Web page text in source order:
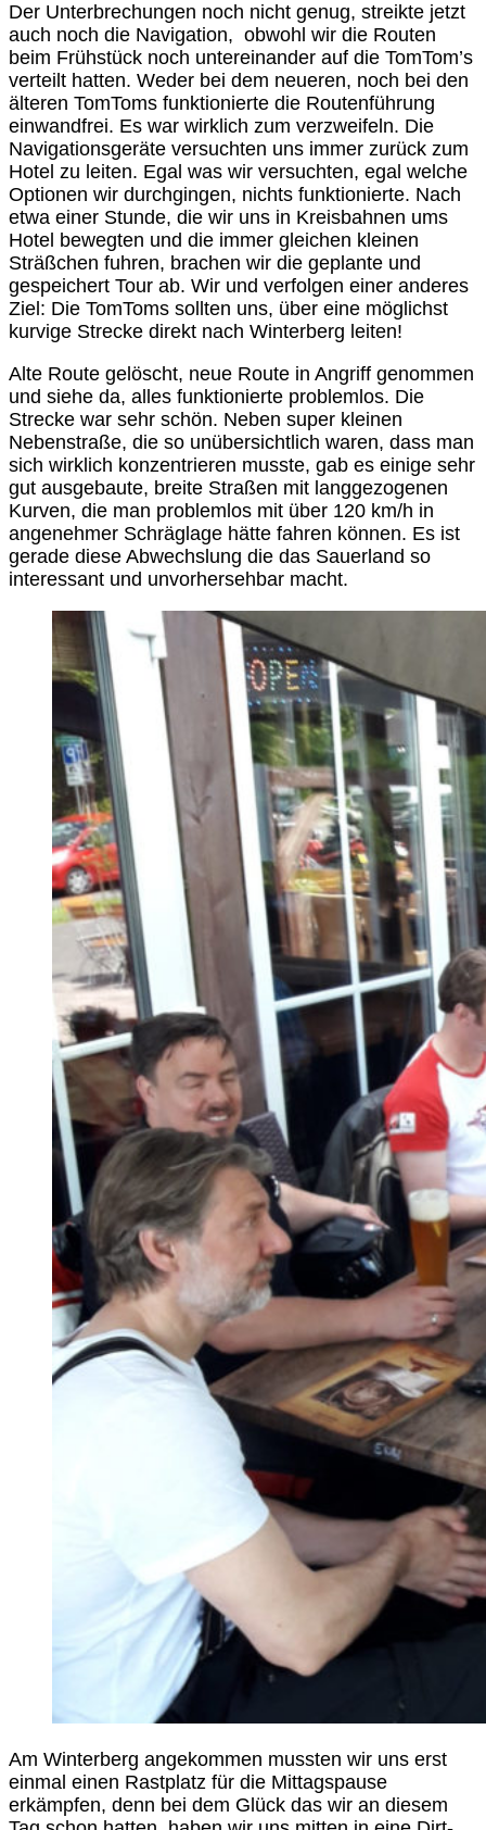
Der Unterbrechungen noch nicht genug, streikte jetzt
auch noch die Navigation, obwohl wir die Routen
beim Frühstück noch untereinander auf die TomTom’s
verteilt hatten. Weder bei dem neueren, noch bei den
älteren TomToms funktionierte die Routenführung
einwandfrei. Es war wirklich zum verzweifeln. Die
Navigationsgeräte versuchten uns immer zurück zum
Hotel zu leiten. Egal was wir versuchten, egal welche
Optionen wir durchgingen, nichts funktionierte. Nach
etwa einer Stunde, die wir uns in Kreisbahnen ums
Hotel bewegten und die immer gleichen kleinen
Sträßchen fuhren, brachen wir die geplante und
gespeichert Tour ab. Wir und verfolgen einer anderes
Ziel: Die TomToms sollten uns, über eine möglichst
kurvige Strecke direkt nach Winterberg leiten!
Alte Route gelöscht, neue Route in Angriff genommen
und siehe da, alles funktionierte problemlos. Die
Strecke war sehr schön. Neben super kleinen
Nebenstraße, die so unübersichtlich waren, dass man
sich wirklich konzentrieren musste, gab es einige sehr
gut ausgebaute, breite Straßen mit langgezogenen
Kurven, die man problemlos mit über 120 km/h in
angenehmer Schräglage hätte fahren können. Es ist
gerade diese Abwechslung die das Sauerland so
interessant und unvorhersehbar macht.
Am Winterberg angekommen mussten wir uns erst
einmal einen Rastplatz für die Mittagspause
erkämpfen, denn bei dem Glück das wir an diesem